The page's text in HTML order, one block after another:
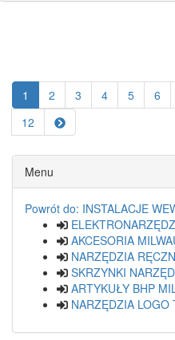
1 2 3 4 5 6
12
Menu
Powrót do: INSTALACJE
AKCESORIA
NARZĘDZIA
SKRZYNKI
ARTYKUŁY BHP
NARZĘDZIA LOGO